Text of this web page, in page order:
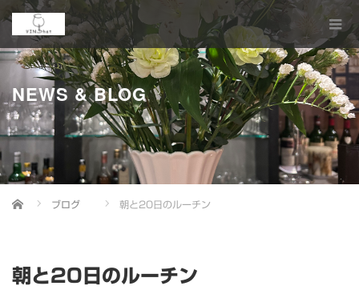
NEWS & BLOG
Home ブログ 朝と20日のルーチン
朝と20日のルーチン